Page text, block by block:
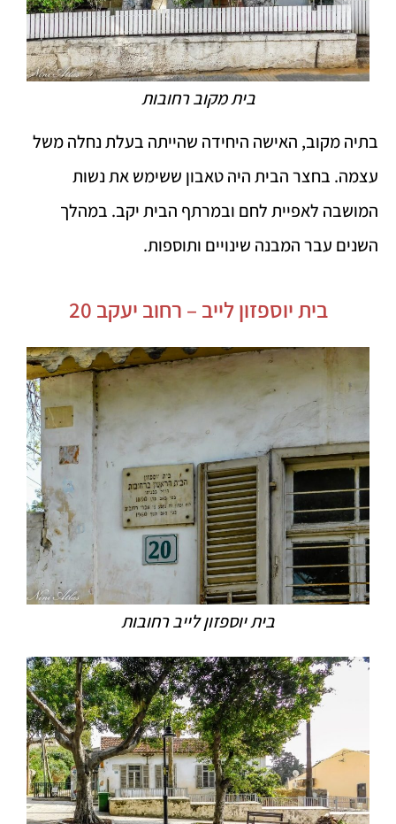
בית מקוב רחובות
בתיה מקוב, האישה היחידה שהייתה בעלת נחלה משל
עצמה. בחצר הבית היה טאבון ששימש את נשות
המושבה לאפיית לחם ובמרתף הבית יקב. במהלך
השנים עבר המבנה שינויים ותוספות.
בית יוספזון לייב – רחוב יעקב 20
בית יוספזון לייב רחובות